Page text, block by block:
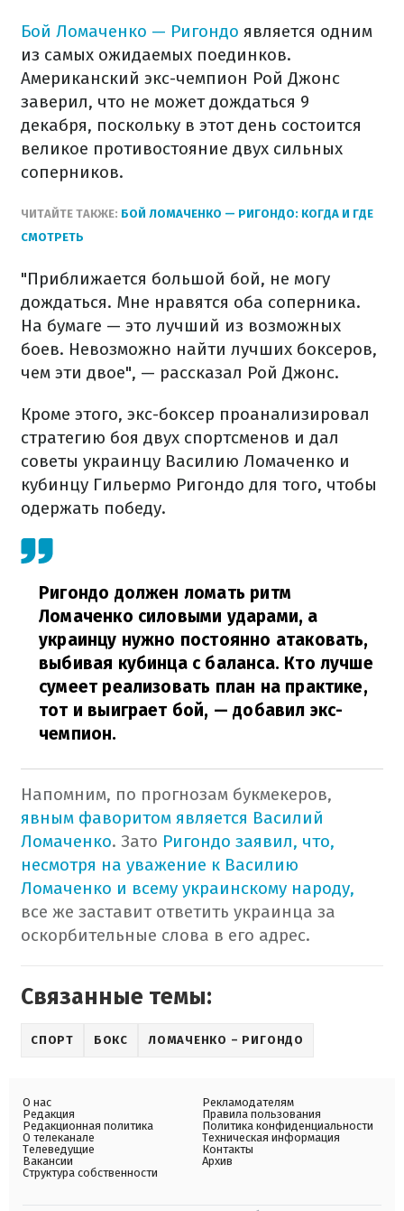
Бой Ломаченко — Ригондо является одним
из самых ожидаемых поединков.
Американский экс-чемпион Рой Джонс
заверил, что не может дождаться 9
декабря, поскольку в этот день состоится
великое противостояние двух сильных
соперников.
ЧИТАЙТЕ ТАКЖЕ: БОЙ ЛОМАЧЕНКО — РИГОНДО: КОГДА И ГДЕ
СМОТРЕТЬ
"Приближается большой бой, не могу
дождаться. Мне нравятся оба соперника.
На бумаге — это лучший из возможных
боев. Невозможно найти лучших боксеров,
чем эти двое", — рассказал Рой Джонс.
Кроме этого, экс-боксер проанализировал
стратегию боя двух спортсменов и дал
советы украинцу Василию Ломаченко и
кубинцу Гильермо Ригондо для того, чтобы
одержать победу.
Ригондо должен ломать ритм
Ломаченко силовыми ударами, а
украинцу нужно постоянно атаковать,
выбивая кубинца с баланса. Кто лучше
сумеет реализовать план на практике,
тот и выиграет бой, — добавил экс-
чемпион.
Напомним, по прогнозам букмекеров,
явным фаворитом является Василий
Ломаченко. Зато Ригондо заявил, что,
несмотря на уважение к Василию
Ломаченко и всему украинскому народу,
все же заставит ответить украинца за
оскорбительные слова в его адрес.
Связанные темы:
СПОРТ БОКС ЛОМАЧЕНКО – РИГОНДО
О нас
Редакция
Редакционная политика
О телеканале
Телеведущие
Вакансии
Структура собственности
Рекламодателям
Правила пользования
Политика конфиденциальности
Техническая информация
Контакты
Архив